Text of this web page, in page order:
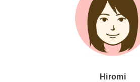
Hiromi